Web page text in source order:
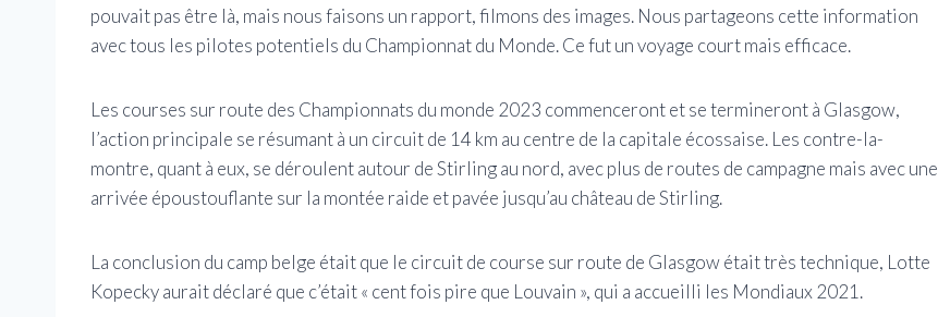
pouvait pas être là, mais nous faisons un rapport, filmons des images. Nous partageons cette information
avec tous les pilotes potentiels du Championnat du Monde. Ce fut un voyage court mais efficace.
Les courses sur route des Championnats du monde 2023 commenceront et se termineront à Glasgow,
l’action principale se résumant à un circuit de 14 km au centre de la capitale écossaise. Les contre-la-
montre, quant à eux, se déroulent autour de Stirling au nord, avec plus de routes de campagne mais avec une
arrivée époustouflante sur la montée raide et pavée jusqu’au château de Stirling.
La conclusion du camp belge était que le circuit de course sur route de Glasgow était très technique, Lotte
Kopecky aurait déclaré que c’était « cent fois pire que Louvain », qui a accueilli les Mondiaux 2021.